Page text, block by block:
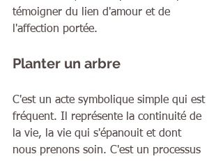
témoigner du lien d'amour et de
l'affection portée.
Planter un arbre
C'est un acte symbolique simple qui est
fréquent. Il représente la continuité de
la vie, la vie qui s'épanouit et dont
nous prenons soin. C'est un processus